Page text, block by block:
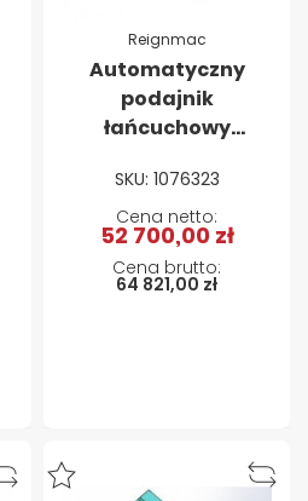
Reignmac
Automatyczny
podajnik
łańcuchowy
SKU: 1076323
64 821,00 zł
52 700,00 zł